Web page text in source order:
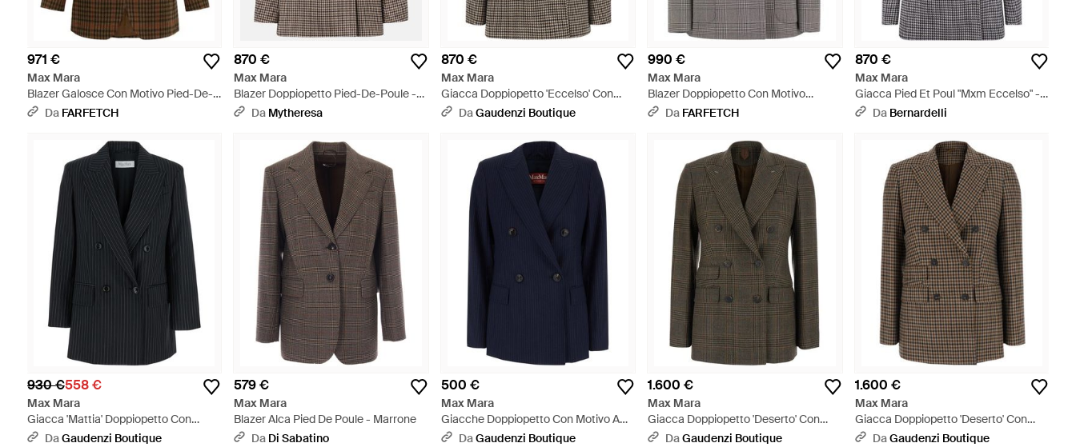
971 €
Max Mara
Blazer Galosce Con Motivo Pied-De-
Poule - Marrone
Da FARFETCH
870 €
Max Mara
Blazer Doppiopetto Pied-De-Poule -
Marrone
Da Mytheresa
870 €
Max Mara
Giacca Doppiopetto 'Eccelso' Con
Revers A Lancia E Motivo Pie - Nero
DaGaudenzi Boutique
990 €
Max Mara
Blazer Doppiopetto Con Motivo
Principe Di Galles - Grigio
Da FARFETCH
870 €
Max Mara
Giacca Pied Et Poul "Mxm Eccelso" -
NeroDa Bernardelli
930 €558 €
Max Mara
Giacca 'Mattia' Doppiopetto Con
Revers A Lancia E Motivo A Ri - Nero
DaGaudenzi Boutique
579 €
Max Mara
Blazer Alca Pied De Poule - Marrone
Da Di Sabatino
500 €
Max Mara
Giacche Doppiopetto Con Motivo A
Righe All-Over - Blu
DaGaudenzi Boutique
1.600 €
Max Mara
Giacca Doppiopetto 'Deserto' Con
Revers A Lancia E Motivo A R - Nero
DaGaudenzi Boutique
1.600 €
Max Mara
Giacca Doppiopetto 'Deserto' Con
Revers A Lancia E Motivo A R -
DaGaudenzi Boutique